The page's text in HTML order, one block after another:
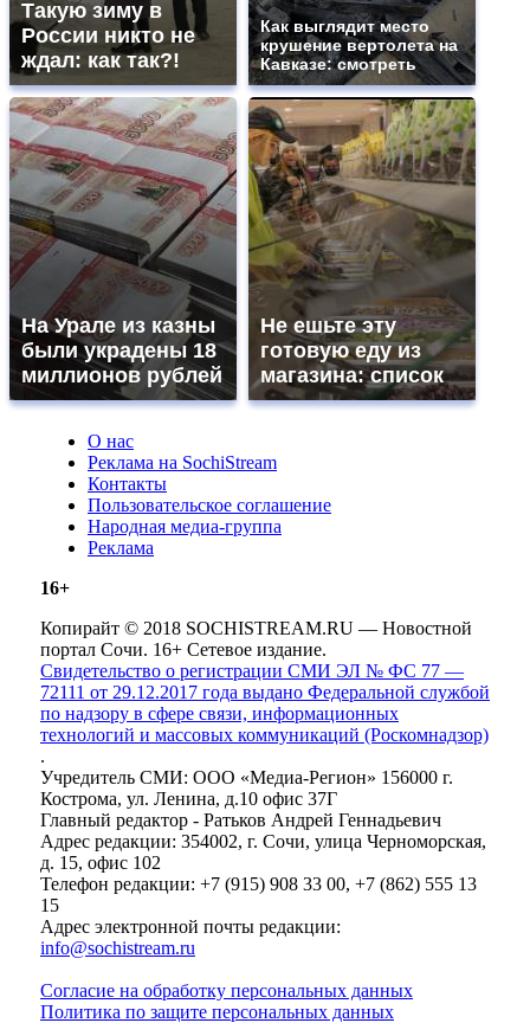
Такую зиму в
России никто не
ждал: как так?!
Как выглядит место
крушение вертолета на
Кавказе: смотреть
На Урале из казны
были украдены 18
миллионов рублей
Не ешьте эту
готовую еду из
магазина: список
О нас
Реклама на SochiStream
Контакты
Пользовательское соглашение
Народная медиа-группа
Реклама
16+
Копирайт © 2018 SOCHISTREAM.RU — Новостной
портал Сочи. 16+ Сетевое издание.
Свидетельство о регистрации СМИ ЭЛ № ФС 77 —
72111 от 29.12.2017 года выдано Федеральной службой
по надзору в сфере связи, информационных
технологий и массовых коммуникаций (Роскомнадзор)
.
Учредитель СМИ: ООО «Медиа-Регион» 156000 г.
Кострома, ул. Ленина, д.10 офис 37Г
Главный редактор - Ратьков Андрей Геннадьевич
Адрес редакции: 354002, г. Сочи, улица Черноморская,
д. 15, офис 102
Телефон редакции: +7 (915) 908 33 00, +7 (862) 555 13
15
Адрес электронной почты редакции:
info@sochistream.ru
Согласие на обработку персональных данных
Политика по защите персональных данных